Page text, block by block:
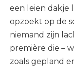
een leien dakje
opzoekt op de
niemand zijn
première die –
zoals gepland